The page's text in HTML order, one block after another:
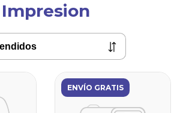
Impresion
ENVÍO GRATIS